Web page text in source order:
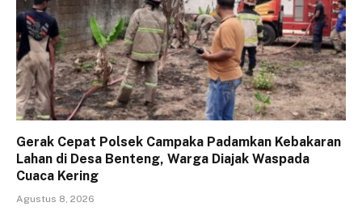
Gerak Cepat Polsek Campaka Padamkan Kebakaran
Lahan di Desa Benteng, Warga Diajak Waspada
Cuaca Kering
Agustus 8, 2026